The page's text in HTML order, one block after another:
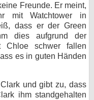
Freunde. Er meint,
mit Watchtower in
dass er der Green
dies aufgrund der
Chloe schwer fallen
es in guten Händen
und gibt zu, dass
ihm standgehalten